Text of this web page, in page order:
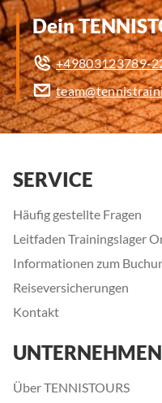
Dein
+49803123789-
SERVICE
Häufig gestellte Fragen
Leitfaden Trainingslager
Informationen zum
Reiseversicherungen
Kontakt
UNTERNEHMEN
Über TENNISTOURS